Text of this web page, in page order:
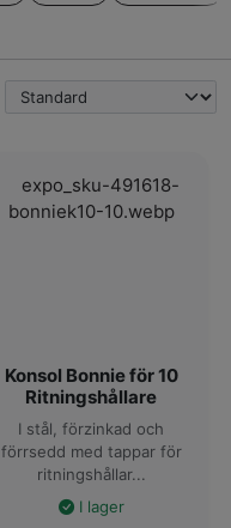
Konsol Bonnie för 10
Ritningshållare
I stål, förzinkad och
förrsedd med tappar för
ritningshållar...
I lager